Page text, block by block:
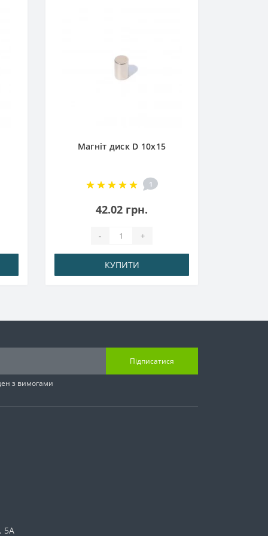
Магніт диск D 10х15
1
42.02 грн.
- +
КУПИТИ
Підписатися
з вимогами
5А